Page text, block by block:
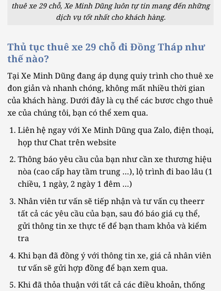
thuê xe 29 chỗ, Xe Minh Dũng luôn tự tin mang đến những
dịch vụ tốt nhất cho khách hàng.
Thủ tục thuê xe 29 chỗ đi Đồng Tháp như
thế nào?
Tại Xe Minh Dũng đang áp dụng quiy trình cho thuê xe
đon giản và nhanh chóng, không mất nhiều thời gian
của khách hàng. Dưới đây là cụ thể các bươc chgo thuê
xe của chúng tôi, bạn có thể xem qua.
Liên hệ ngay với Xe Minh Dũng qua Zalo, điện thoại,
họp thư Chat trên website
Thông báo yêu cầu của bạn như cần xe thương hiệu
nòa (cao cấp hay tầm trung …), lộ trình đi bao lâu (1
chiều, 1 ngày, 2 ngày 1 đêm …)
Nhân viên tư vấn sẽ tiếp nhận và tư vấn cụ theerr
tất cả các yêu cầu của bạn, sau đó báo giá cụ thể,
gửi thông tin xe thực tế để bạn tham khỏa và kiểm
tra
Khi bạn đã đồng ý với thông tin xe, giá cả nhân viên
tư vấn sẽ gửi hợp đồng để bạn xem qua.
Khi đã thỏa thuận với tất cả các điều khoản, thống